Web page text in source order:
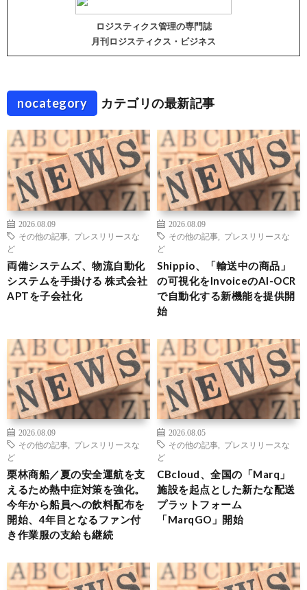
ロジスティクス管理の専門誌
月刊ロジスティクス・ビジネス
nocategory カテゴリの最新記事
2026.08.09
その他の記事
プレスリリースな
ど
両備システムズ、物流自動化
システムを手掛ける 株式会社
APTを子会社化
2026.08.09
その他の記事
プレスリリースな
ど
Shippio、「輸送中の商品」
の可視化をInvoiceのAI-OCR
で自動化する新機能を提供開
始
2026.08.09
その他の記事
プレスリリースな
ど
栗林商船／夏の安全運航を支
えるため熱中症対策を強化。
今年から船員への飲料配布を
開始、4年目となるファン付
き作業服の支給も継続
2026.08.05
その他の記事
プレスリリースな
ど
CBcloud、全国の「Marq」
施設を起点とした新たな配送
プラットフォーム
「MarqGO」開始